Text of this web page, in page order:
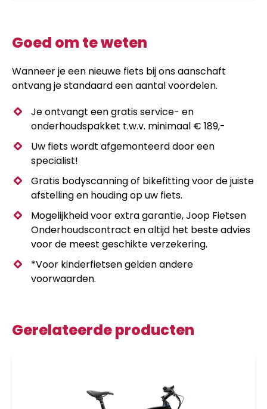
Goed om te weten
Wanneer je een nieuwe fiets bij ons aanschaft
ontvang je standaard een aantal voordelen.
Je ontvangt een gratis service- en
onderhoudspakket t.w.v. minimaal € 189,-
Uw fiets wordt afgemonteerd door een
specialist!
Gratis bodyscanning of bikefitting voor de juiste
afstelling en houding op uw fiets.
Mogelijkheid voor extra garantie, Joop Fietsen
Onderhoudscontract en altijd het beste advies
voor de meest geschikte verzekering.
*Voor kinderfietsen gelden andere
voorwaarden.
Gerelateerde producten